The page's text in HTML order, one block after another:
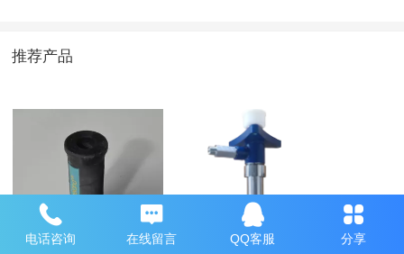
推荐产品
量管（进口） 涂料泵总成 滤网芯
电话咨询 在线留言 QQ客服 分享